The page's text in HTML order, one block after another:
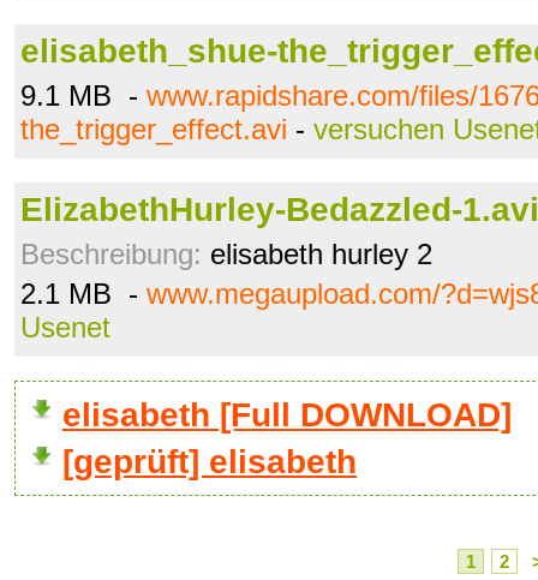
elisabeth_shue-
9.1 MB - www.rapidshare.com/files/
the_trigger_effect.avi - versuchen
ElizabethHurley-Bedazzled-1.avi
Beschreibung: elisabeth hurley 2
2.1 MB - www.megaupload.com/
Usenet
elisabeth [Full DOWNLOAD]
[geprüft] elisabeth
1 2